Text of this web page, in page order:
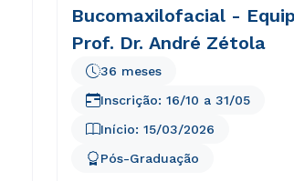
Bucomaxilofacial -
Prof. Dr. André Zétola
Início: 15/03/2026
36 meses
Pós-Graduação
Inscrição: 16/10 a 31/05